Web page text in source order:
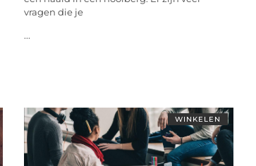
vragen die je
...
WINKELEN